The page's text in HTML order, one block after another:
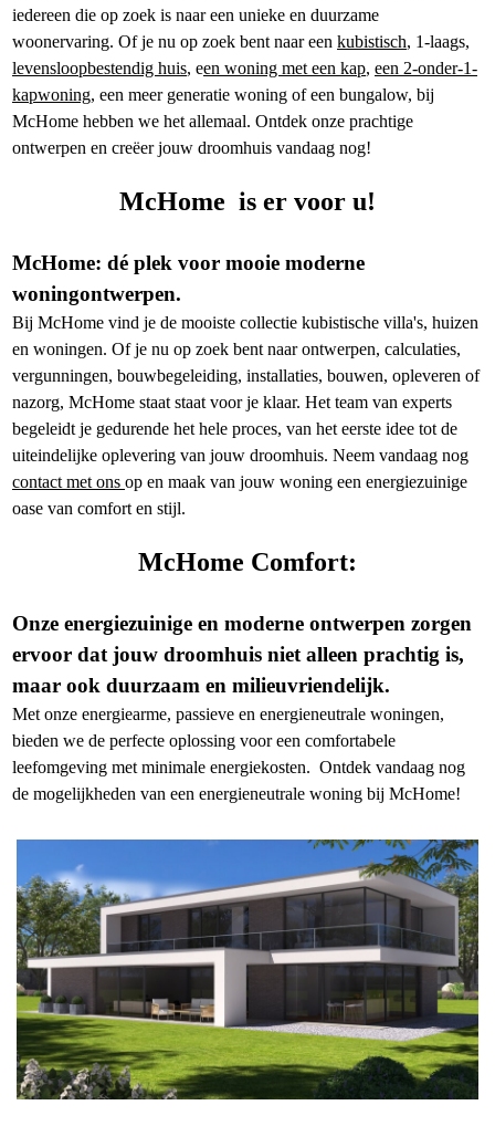
iedereen die op zoek is naar een unieke en duurzame
woonervaring. Of je nu op zoek bent naar een kubistisch, 1-laags,
levensloopbestendig huis, een woning met een kap, een 2-onder-1-
kapwoning, een meer generatie woning of een bungalow, bij
McHome hebben we het allemaal. Ontdek onze prachtige
ontwerpen en creëer jouw droomhuis vandaag nog!
McHome is er voor u!
McHome: dé plek voor mooie moderne
woningontwerpen.
Bij McHome vind je de mooiste collectie kubistische villa's, huizen
en woningen. Of je nu op zoek bent naar ontwerpen, calculaties,
vergunningen, bouwbegeleiding, installaties, bouwen, opleveren of
nazorg, McHome staat staat voor je klaar. Het team van experts
begeleidt je gedurende het hele proces, van het eerste idee tot de
uiteindelijke oplevering van jouw droomhuis. Neem vandaag nog
contact met ons op en maak van jouw woning een energiezuinige
oase van comfort en stijl.
McHome Comfort:
Onze energiezuinige en moderne ontwerpen zorgen
ervoor dat jouw droomhuis niet alleen prachtig is,
maar ook duurzaam en milieuvriendelijk.
Met onze energiearme, passieve en energieneutrale woningen,
bieden we de perfecte oplossing voor een comfortabele
leefomgeving met minimale energiekosten. Ontdek vandaag nog
de mogelijkheden van een energieneutrale woning bij McHome!